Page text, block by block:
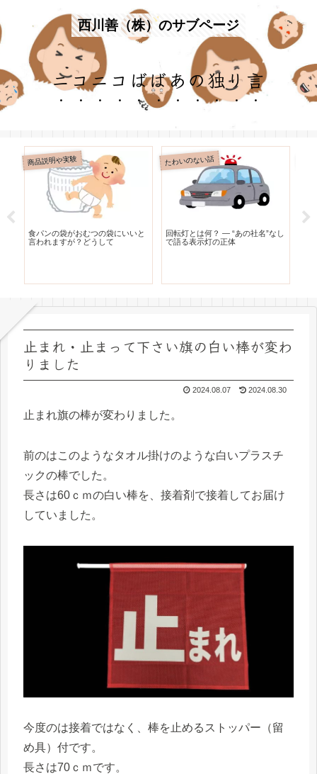
西川善（株）のサブページ
ニコニコばばあの独り言
商品説明や実験
食パンの袋がおむつの袋にいいと
言われますが？どうして
たわいのない話
回転灯とは何？ — “あの社名”なし
で語る表示灯の正体
止まれ・止まって下さい旗の白い棒が変わ
りました
2024.08.07 2024.08.30
止まれ旗の棒が変わりました。
前のはこのようなタオル掛けのような白いプラスチ
ックの棒でした。
長さは60ｃｍの白い棒を、接着剤で接着してお届け
していました。
今度のは接着ではなく、棒を止めるストッパー（留
め具）付です。
長さは70ｃｍです。